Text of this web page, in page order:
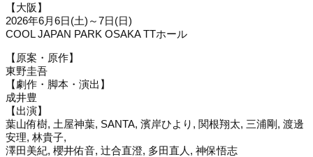
【大阪】
2026年6月6日(土)～7日(日)
COOL JAPAN PARK OSAKA TTホール
【原案・原作】
東野圭吾
【劇作・脚本・演出】
成井豊
【出演】
葉山侑樹, 土屋神葉, SANTA, 濱岸ひより, 関根翔太, 三浦剛, 渡邊
安理, 林貴子,
澤田美紀, 櫻井佑音, 辻合直澄, 多田直人, 神保悟志